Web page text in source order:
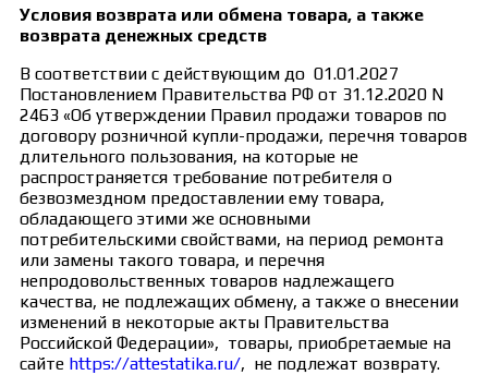
Условия возврата или обмена товара, а также
возврата денежных средств
В соответствии с действующим до 01.01.2027
Постановлением Правительства РФ от 31.12.2020 N
2463 «Об утверждении Правил продажи товаров по
договору розничной купли-продажи, перечня товаров
длительного пользования, на которые не
распространяется требование потребителя о
безвозмездном предоставлении ему товара,
обладающего этими же основными
потребительскими свойствами, на период ремонта
или замены такого товара, и перечня
непродовольственных товаров надлежащего
качества, не подлежащих обмену, а также о внесении
изменений в некоторые акты Правительства
Российской Федерации», товары, приобретаемые на
сайте https://attestatika.ru/, не подлежат возврату.